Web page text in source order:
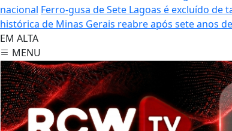
nacional Ferro-gusa de Sete Lagoas é excluído de
histórica de Minas Gerais reabre após sete anos
EM ALTA
MENU